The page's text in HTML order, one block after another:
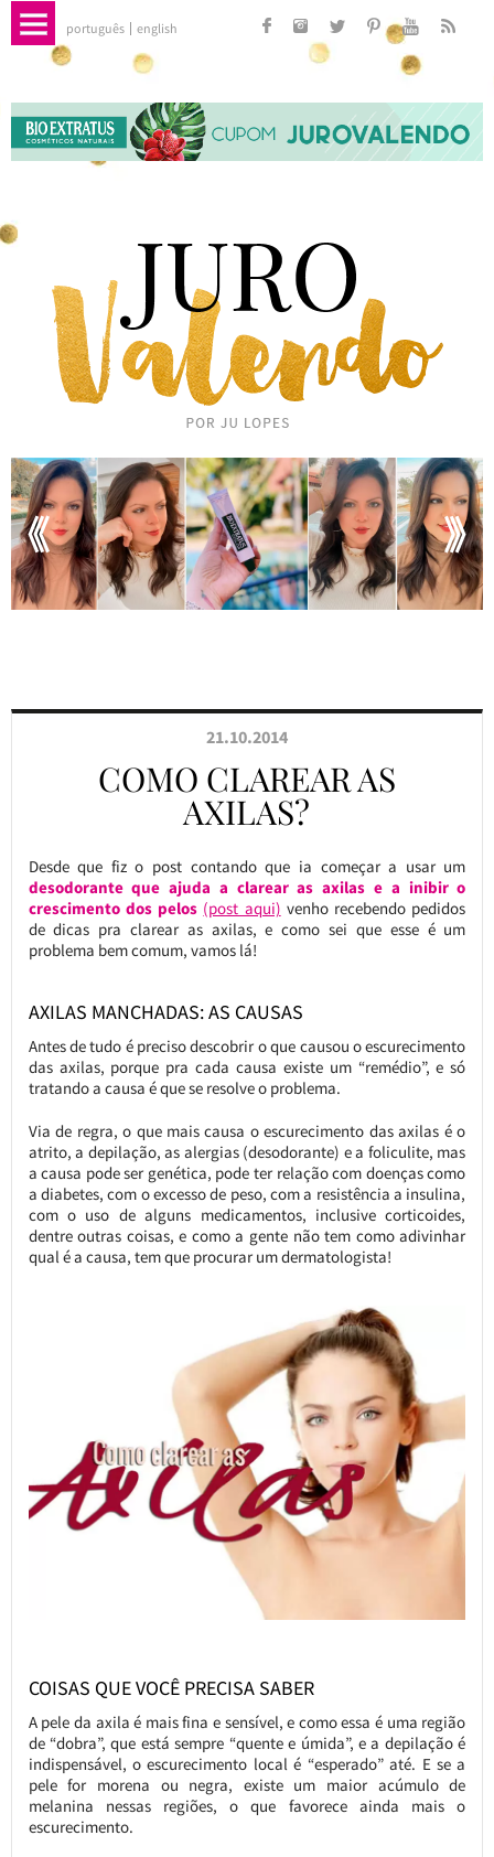
português english
21.10.2014
COMO CLAREAR AS
AXILAS?
Desde que fiz o post contando que ia começar a usar um
desodorante que ajuda a clarear as axilas e a inibir o
crescimento dos pelos (post aqui) venho recebendo pedidos
de dicas pra clarear as axilas, e como sei que esse é um
problema bem comum, vamos lá!
AXILAS MANCHADAS: AS CAUSAS
Antes de tudo é preciso descobrir o que causou o escurecimento
das axilas, porque pra cada causa existe um “remédio”, e só
tratando a causa é que se resolve o problema.
Via de regra, o que mais causa o escurecimento das axilas é o
atrito, a depilação, as alergias (desodorante) e a foliculite, mas
a causa pode ser genética, pode ter relação com doenças como
a diabetes, com o excesso de peso, com a resistência a insulina,
com o uso de alguns medicamentos, inclusive corticoides,
dentre outras coisas, e como a gente não tem como adivinhar
qual é a causa, tem que procurar um dermatologista!
COISAS QUE VOCÊ PRECISA SABER
A pele da axila é mais fina e sensível, e como essa é uma região
de “dobra”, que está sempre “quente e úmida”, e a depilação é
indispensável, o escurecimento local é “esperado” até. E se a
pele for morena ou negra, existe um maior acúmulo de
melanina nessas regiões, o que favorece ainda mais o
escurecimento.